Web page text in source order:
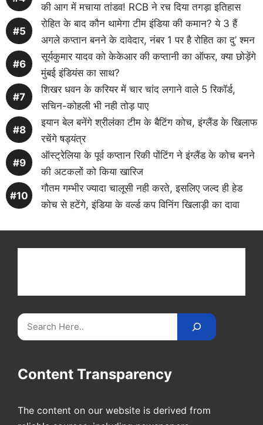
की आग में मचाया तांडव! RCB ने रच दिया तगड़ा इतिहास
रोहित के बाद कौन थामेगा टीम इंडिया की कमान? ये 3 हैं
अगले कप्तान बनने के दावेदार, नंबर 1 पर है रोहित का दु’ श्मन
सूर्यकुमार यादव को केकेआर की कप्तानी का ऑफर, क्या छोड़ेंगे
मुंबई इंडियंस का साथ?
शिखर धवन के करियर में चार चांद लगाने वाले 5 रिकॉर्ड,
सचिन-कोहली भी नही तोड़ पाए
इयान बेल बनेंगे श्रीलंका टीम के बैटिंग कोच, इंग्लैंड के खिलाफ
रचेंगे षड्यंत्र
ऑस्ट्रेलिया के पूर्व कप्तान रिकी पोंटिंग ने इंग्लैंड के कोच बनने
की अटकलों को किया खारिज
गौतम गम्भीर ज्यादा चालूसी नही करते, इसलिए जल्द ही हेड
कोच से हटेंगे, इंडिया के वर्ल्ड कप विनिंग खिलाड़ी का दावा
Search
Content Transparency
The content on our website is derived from